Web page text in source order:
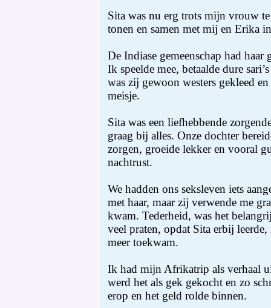
Sita was nu erg trots mijn vrouw
tonen en samen met mij en Erika
De Indiase gemeenschap had haar
Ik speelde mee, betaalde dure
was zij gewoon westers gekleed
meisje.
Sita was een liefhebbende
graag bij alles. Onze dochter
zorgen, groeide lekker en vooral
nachtrust.
We hadden ons seksleven iets
met haar, maar zij verwende me
kwam. Tederheid, was het
veel praten, opdat Sita erbij
meer toekwam.
Ik had mijn Afrikatrip als verhaal
werd het als gek gekocht en zo
erop en het geld rolde binnen.